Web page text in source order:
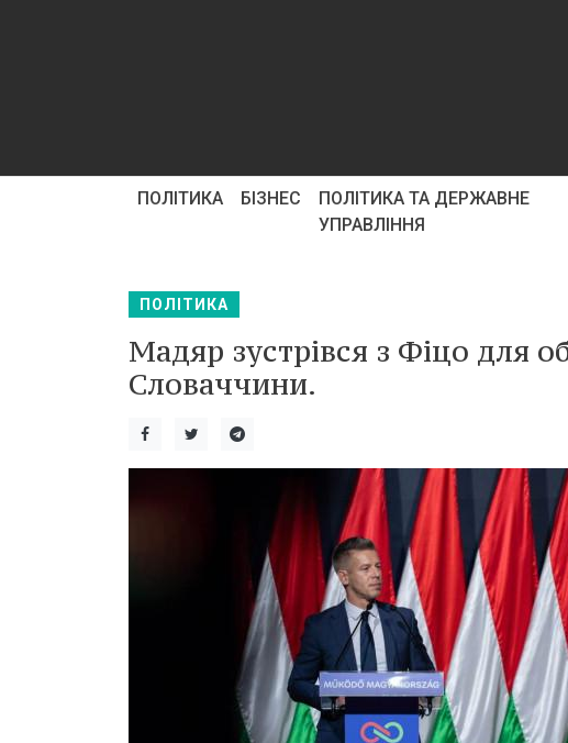
ПОЛІТИКА БІЗНЕС
ПОЛІТИКА ТА ДЕРЖАВНЕ
УПРАВЛІННЯ
ПОЛІТИКА
Мадяр зустрівся з Фіцо для
Словаччини.